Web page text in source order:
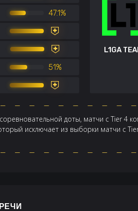
47.1%
51%
L1GA
доты, матчи с Tier 4
исключает из выборки матчи с